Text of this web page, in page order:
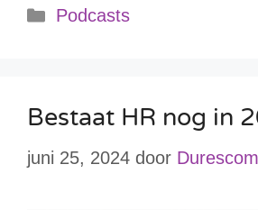
Podcasts
Bestaat HR nog in
juni 25, 2024 door Durescom